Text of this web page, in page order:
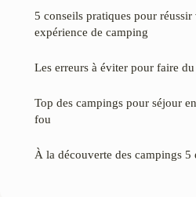
5 conseils pratiques pour réussir
expérience de camping
Les erreurs à éviter pour faire
Top des campings pour séjour
fou
À la découverte des campings